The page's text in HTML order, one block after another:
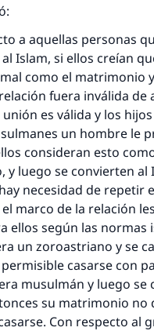
a aquellas personas
Islam, si ellos creían
como el matrimonio
fuera inválida de
es válida y los
un hombre le
consideran esto
y luego se convierten
necesidad de
marco de la relación
ellos según las
un zoroastriano y se
casarse con
musulmán y luego
su matrimonio
Con respecto al